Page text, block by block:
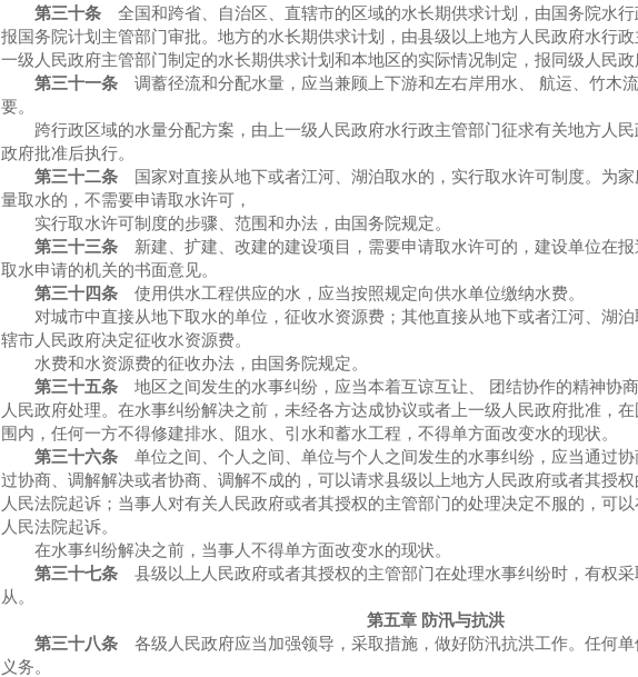
第三十条 全国和跨省、自治区、直辖市的区域的水长期供求计划，由国务院水行
报国务院计划主管部门审批。地方的水长期供求计划，由县级以上地方人民政府水行
一级人民政府主管部门制定的水长期供求计划和本地区的实际情况制定，报同级人民政
第三十一条 调蓄径流和分配水量，应当兼顾上下游和左右岸用水、 航运、竹木
要。
跨行政区域的水量分配方案，由上一级人民政府水行政主管部门征求有关地方人民
政府批准后执行。
第三十二条 国家对直接从地下或者江河、湖泊取水的，实行取水许可制度。为
量取水的，不需要申请取水许可，
实行取水许可制度的步骤、范围和办法，由国务院规定。
第三十三条 新建、扩建、改建的建设项目，需要申请取水许可的，建设单位在
取水申请的机关的书面意见。
第三十四条 使用供水工程供应的水，应当按照规定向供水单位缴纳水费。
对城市中直接从地下取水的单位，征收水资源费；其他直接从地下或者江河、湖泊
辖市人民政府决定征收水资源费。
水费和水资源费的征收办法，由国务院规定。
第三十五条 地区之间发生的水事纠纷，应当本着互谅互让、 团结协作的精神协
人民政府处理。在水事纠纷解决之前，未经各方达成协议或者上一级人民政府批准，
围内，任何一方不得修建排水、阻水、引水和蓄水工程，不得单方面改变水的现状。
第三十六条 单位之间、个人之间、单位与个人之间发生的水事纠纷，应当通过
过协商、调解解决或者协商、调解不成的，可以请求县级以上地方人民政府或者其授
人民法院起诉；当事人对有关人民政府或者其授权的主管部门的处理决定不服的，可
人民法院起诉。
在水事纠纷解决之前，当事人不得单方面改变水的现状。
第三十七条 县级以上人民政府或者其授权的主管部门在处理水事纠纷时，有权
从。
第五章 防汛与抗洪
第三十八条 各级人民政府应当加强领导，采取措施，做好防汛抗洪工作。任何
义务。